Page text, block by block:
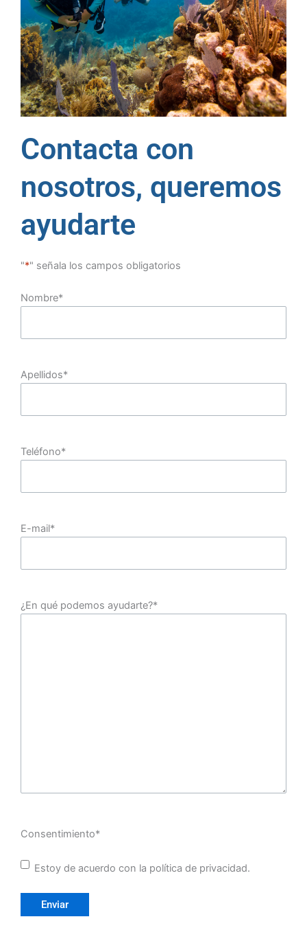
Contacta con
nosotros, queremos
ayudarte
"*" señala los campos obligatorios
Nombre*
Apellidos*
Teléfono*
E-mail*
¿En qué podemos ayudarte?*
Consentimiento*
Estoy de acuerdo con la política de privacidad.